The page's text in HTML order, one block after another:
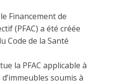
Financement de
(PFAC) a été créée
Code de la Santé
la PFAC applicable à
soumis à